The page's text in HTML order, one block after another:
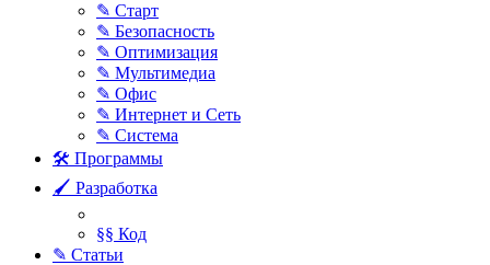
✎ Старт
✎ Безопасность
✎ Оптимизация
✎ Мультимедиа
✎ Офис
✎ Интернет и Сеть
✎ Система
🛠 Программы
🖌 Разработка
§§ Код
✎ Статьи